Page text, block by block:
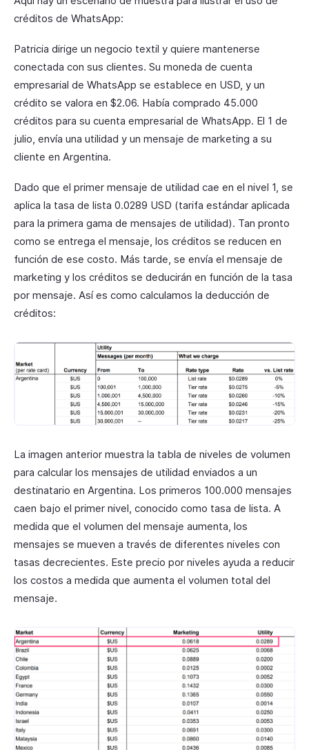
créditos de WhatsApp:
Patricia dirige un negocio textil y quiere mantenerse
conectada con sus clientes. Su moneda de cuenta
empresarial de WhatsApp se establece en USD, y un
crédito se valora en $2.06. Había comprado 45.000
créditos para su cuenta empresarial de WhatsApp. El 1 de
julio, envía una utilidad y un mensaje de marketing a su
cliente en Argentina.
Dado que el primer mensaje de utilidad cae en el nivel 1, se
aplica la tasa de lista 0.0289 USD (tarifa estándar aplicada
para la primera gama de mensajes de utilidad). Tan pronto
como se entrega el mensaje, los créditos se reducen en
función de ese costo. Más tarde, se envía el mensaje de
marketing y los créditos se deducirán en función de la tasa
por mensaje. Así es como calculamos la deducción de
créditos:
La imagen anterior muestra la tabla de niveles de volumen
para calcular los mensajes de utilidad enviados a un
destinatario en Argentina. Los primeros 100.000 mensajes
caen bajo el primer nivel, conocido como tasa de lista. A
medida que el volumen del mensaje aumenta, los
mensajes se mueven a través de diferentes niveles con
tasas decrecientes. Este precio por niveles ayuda a reducir
los costos a medida que aumenta el volumen total del
mensaje.